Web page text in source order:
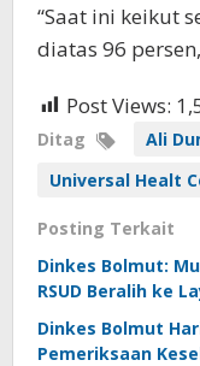
“Saat ini keikut
diatas 96
Post Views:
Ditag Ali
Universal Healt
Posting Terkait
Dinkes Bolmut:
RSUD Beralih ke
Dinkes Bolmut
Pemeriksaan